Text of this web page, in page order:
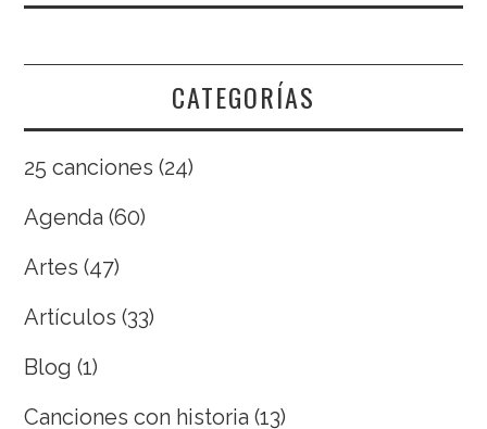
CATEGORÍAS
25 canciones (24)
Agenda (60)
Artes (47)
Artículos (33)
Blog (1)
Canciones con historia (13)